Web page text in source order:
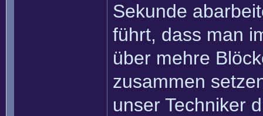
Sekunde
führt, dass man
über mehre
zusammen
unser Techniker